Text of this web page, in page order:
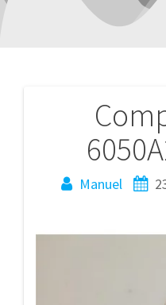
Manuel
entradas